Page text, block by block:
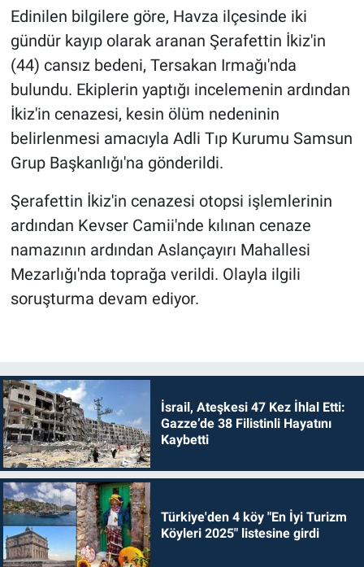
Edinilen bilgilere göre, Havza ilçesinde iki
gündür kayıp olarak aranan Şerafettin İkiz'in
(44) cansız bedeni, Tersakan Irmağı'nda
bulundu. Ekiplerin yaptığı incelemenin ardından
İkiz'in cenazesi, kesin ölüm nedeninin
belirlenmesi amacıyla Adli Tıp Kurumu Samsun
Grup Başkanlığı'na gönderildi.
Şerafettin İkiz'in cenazesi otopsi işlemlerinin
ardından Kevser Camii'nde kılınan cenaze
namazının ardından Aslançayırı Mahallesi
Mezarlığı'nda toprağa verildi. Olayla ilgili
soruşturma devam ediyor.
İsrail, Ateşkesi 47 Kez İhlal Etti:
Gazze’de 38 Filistinli Hayatını
Kaybetti
Türkiye'den 4 köy "En İyi Turizm
Köyleri 2025" listesine girdi